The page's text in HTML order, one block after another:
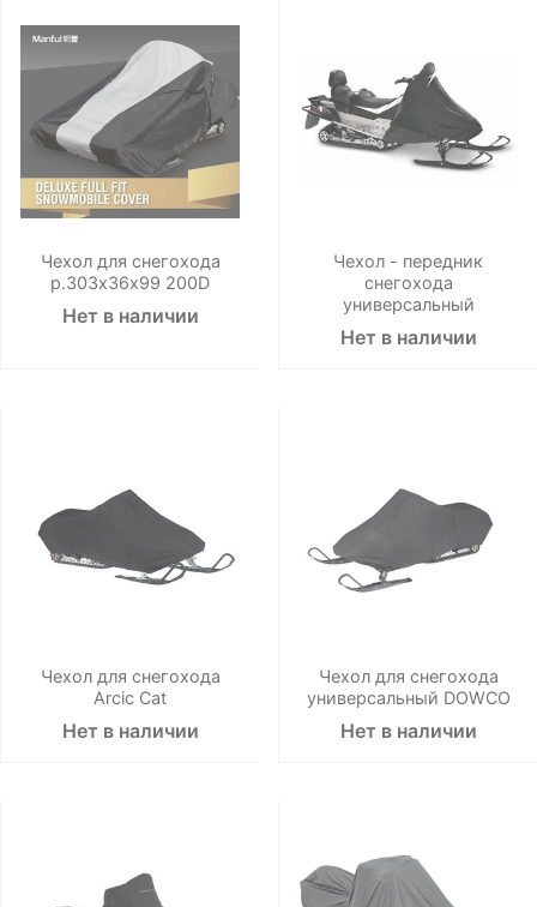
Чехол для снегохода
р.303х36х99 200D
Нет в наличии
Чехол - передник
снегохода
универсальный
Нет в наличии
Чехол для снегохода
Аrcic Cat
Нет в наличии
Чехол для снегохода
универсальный DOWCO
Нет в наличии